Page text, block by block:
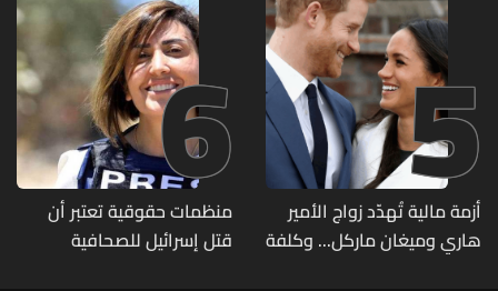
5
أزمة مالية تُهدّد زواج الأمير
هاري وميغان ماركل... وكلفة
6
منظمات حقوقية تعتبر أن
قتل إسرائيل للصحافية